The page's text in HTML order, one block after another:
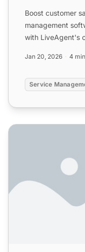
Boost customer
management
with LiveAgent's
Jan 20, 2026 4
Service
Online klantenservice